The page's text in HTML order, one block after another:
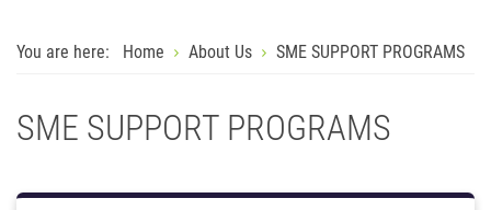
You are here: Home About Us SME SUPPORT PROGRAMS
SME SUPPORT PROGRAMS